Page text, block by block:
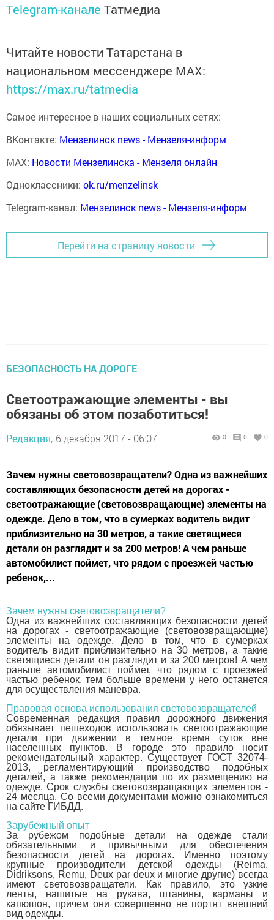
Telegram-канале Татмедиа
Читайте новости Татарстана в
национальном мессенджере MАХ:
https://max.ru/tatmedia
Самое интересное в наших социальных сетях:
ВКонтакте: Мензелинск news - Мензеля-информ
MAX: Новости Мензелинска - Мензеля онлайн
Одноклассники: ok.ru/menzelinsk
Telegram-канал: Мензелинск news - Мензеля-информ
Перейти на страницу новости
БЕЗОПАСНОСТЬ НА ДОРОГЕ
Светоотражающие элементы - вы
обязаны об этом позаботиться!
Редакция, 6 декабря 2017 - 06:07 0 0 0
Зачем нужны световозвращатели? Одна из важнейших
составляющих безопасности детей на дорогах -
светоотражающие (световозвращающие) элементы на
одежде. Дело в том, что в сумерках водитель видит
приблизительно на 30 метров, а такие светящиеся
детали он разглядит и за 200 метров! А чем раньше
автомобилист поймет, что рядом с проезжей частью
ребенок,...
Зачем нужны световозвращатели?
Одна из важнейших составляющих безопасности детей
на дорогах - светоотражающие (световозвращающие)
элементы на одежде. Дело в том, что в сумерках
водитель видит приблизительно на 30 метров, а такие
светящиеся детали он разглядит и за 200 метров! А чем
раньше автомобилист поймет, что рядом с проезжей
частью ребенок, тем больше времени у него останется
для осуществления маневра.
Правовая основа использования световозвращателей
Современная редакция правил дорожного движения
обязывает пешеходов использовать светоотражающие
детали при движении в темное время суток вне
населенных пунктов. В городе это правило носит
рекомендательный характер. Существует ГОСТ 32074-
2013, регламентирующий производство подобных
деталей, а также рекомендации по их размещению на
одежде. Срок службы световозвращающих элементов -
24 месяца. Со всеми документами можно ознакомиться
на сайте ГИБДД.
Зарубежный опыт
За рубежом подобные детали на одежде стали
обязательными и привычными для обеспечения
безопасности детей на дорогах. Именно поэтому
крупные производители детской одежды (Reima,
Didriksons, Remu, Deux par deux и многие другие) всегда
имеют световозвращатели. Как правило, это узкие
ленты, нашитые на рукава, штанины, карманы и
капюшон, причем они совершенно не портят внешний
вид одежды.